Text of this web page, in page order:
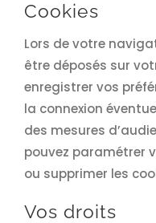
Cookies
Lors de votre
être déposés sur
enregistrer vos
la connexion
des mesures
pouvez paramétrer
ou supprimer les
Vos droits